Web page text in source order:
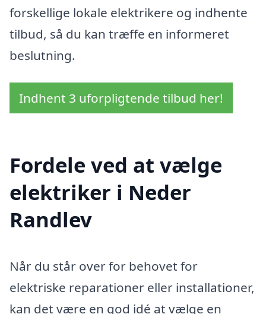
forskellige lokale elektrikere og indhente
tilbud, så du kan træffe en informeret
beslutning.
Indhent 3 uforpligtende tilbud her!
Fordele ved at vælge
elektriker i Neder
Randlev
Når du står over for behovet for
elektriske reparationer eller installationer,
kan det være en god idé at vælge en